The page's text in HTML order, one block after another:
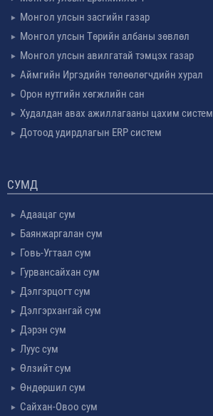
Монгол улсын засгийн газар
Монгол улсын Төрийн албаны зөвлөл
Монгол улсын авилгатай тэмцэх газар
Аймгийн Иргэдийн төлөөлөгчдийн хурал
Орон нутгийн хөгжлийн сан
Худалдан авах ажиллагааны цахим систем
Дотоод удирдлагын ERP систем
СУМД
Адаацаг сум
Баянжаргалан сум
Говь-Угтаал сум
Гурвансайхан сум
Дэлгэрцогт сум
Дэлгэрхангай сум
Дэрэн сум
Луус сум
Өлзийт сум
Өндөршил сум
Сайхан-Овоо сум